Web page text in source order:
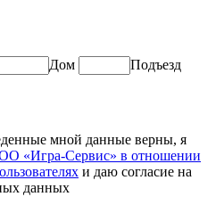
Дом Подъезд
мной данные верны, я
«Игра-Сервис» в отношении
и даю согласие на
данных